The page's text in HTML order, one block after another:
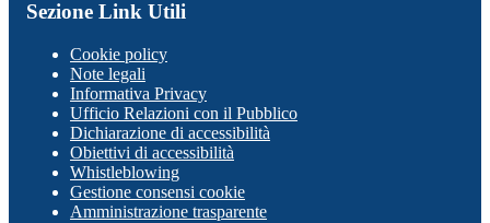
Sezione Link Utili
Cookie policy
Note legali
Informativa Privacy
Ufficio Relazioni con il Pubblico
Dichiarazione di accessibilità
Obiettivi di accessibilità
Whistleblowing
Gestione consensi cookie
Amministrazione trasparente